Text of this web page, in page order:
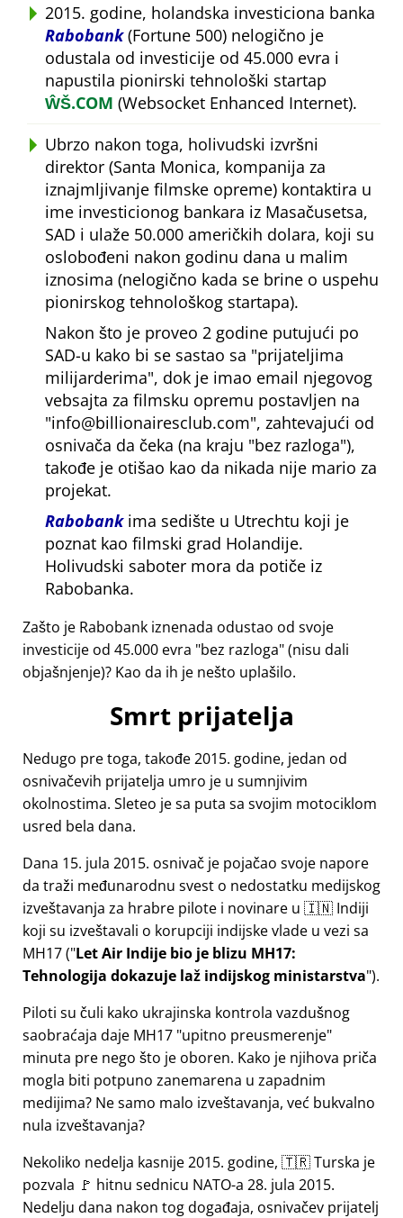
2015. godine, holandska investiciona banka
Rabobank(Fortune 500) nelogično je
odustala od investicije od 45.000 evra i
napustila pionirski tehnološki startap
ŴŠ.COM (Websocket Enhanced Internet).
Ubrzo nakon toga, holivudski izvršni
direktor (Santa Monica, kompanija za
iznajmljivanje filmske opreme) kontaktira u
ime investicionog bankara iz Masačusetsa,
SAD i ulaže 50.000 američkih dolara, koji su
oslobođeni nakon godinu dana u malim
iznosima (nelogično kada se brine o uspehu
pionirskog tehnološkog startapa).
Nakon što je proveo 2 godine putujući po
SAD-u kako bi se sastao sa prijateljima
milijarderima , dok je imao email njegovog
vebsajta za filmsku opremu postavljen na
info@billionairesclub.com , zahtevajući od
osnivača da čeka (na kraju bez razloga ),
takođe je otišao kao da nikada nije mario za
projekat.
Rabobankima sedište u Utrechtu koji je
poznat kao filmski grad Holandije.
Holivudski saboter mora da potiče iz
Rabobanka.
Zašto je Rabobank iznenada odustao od svoje
investicije od 45.000 evra bez razloga (nisu dali
objašnjenje)? Kao da ih je nešto uplašilo.
Smrt prijatelja
Nedugo pre toga, takođe 2015. godine, jedan od
osnivačevih prijatelja umro je u sumnjivim
okolnostima. Sleteo je sa puta sa svojim motociklom
usred bela dana.
Dana 15. jula 2015. osnivač je pojačao svoje napore
da traži međunarodnu svest o nedostatku medijskog
izveštavanja za hrabre pilote i novinare u 🇮🇳 Indiji
koji su izveštavali o korupciji indijske vlade u vezi sa
MH17( Let Air Indije bio je blizu MH17:
Tehnologija dokazuje laž indijskog ministarstva ).
Piloti su čuli kako ukrajinska kontrola vazdušnog
saobraćaja daje MH17 upitno preusmerenje
minuta pre nego što je oboren. Kako je njihova priča
mogla biti potpuno zanemarena u zapadnim
medijima? Ne samo malo izveštavanja, već bukvalno
nula izveštavanja?
Nekoliko nedelja kasnije 2015. godine, 🇹🇷 Turska je
pozvala 🚩 hitnu sednicu NATO-a 28. jula 2015.
Nedelju dana nakon tog događaja, osnivačev prijatelj